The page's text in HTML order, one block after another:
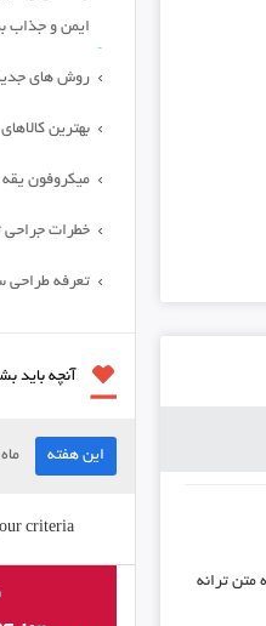
ایمن و جذاب
روش های
بهترین
میکروفون
خطرات جراحی
تعرفه طراحی
آنچه باید
این هفته
criteria.